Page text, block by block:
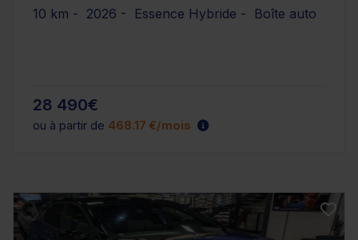
10 km - 2026 - Essence Hybride - Boîte auto
28 490€
ou à partir de 468.17 €/mois